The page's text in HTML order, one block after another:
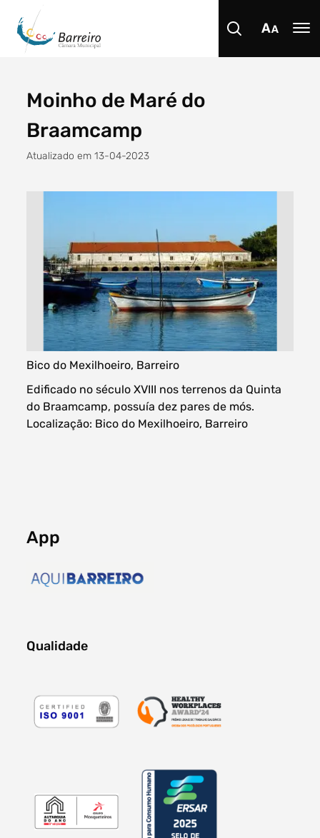
Procurar
Filtro dos anos
Filtros dos meses
Moinho de Maré do
Braamcamp
Atualizado em 13-04-2023
Bico do Mexilhoeiro, Barreiro
Edificado no século XVIII nos terrenos da Quinta
do Braamcamp, possuía dez pares de mós.
Localização: Bico do Mexilhoeiro, Barreiro
App
Qualidade